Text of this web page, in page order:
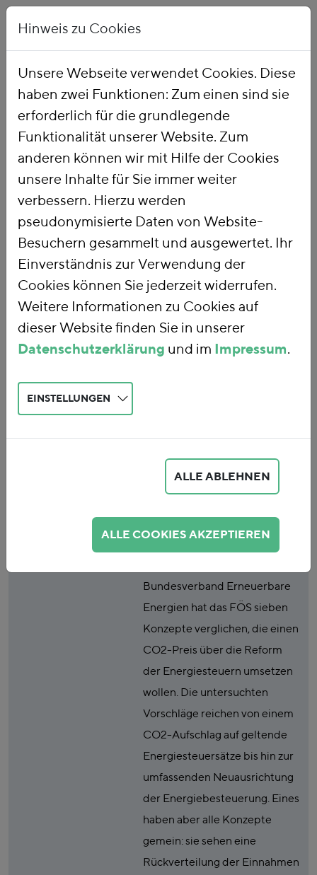
Startseite Publikationen
Titel
Ein Preis für CO2:
Vergleich
verschiedener
Konzepte zur CO2-
Energiesteuer
Studie
Im Auftrag von Klima-Allianz
Bundesverband Erneuerbare
Energien hat das FÖS sieben
Konzepte verglichen, die einen
CO2-Preis über die Reform
der Energiesteuern umsetzen
wollen. Die untersuchten
Vorschläge reichen von einem
CO2-Aufschlag auf geltende
Energiesteuersätze bis hin zur
umfassenden Neuausrichtung
der Energiebesteuerung. Eines
haben aber alle Konzepte
gemein: sie sehen eine
Rückverteilung der Einnahmen
Hinweis zu Cookies
Unsere Webseite verwendet Cookies. Diese
haben zwei Funktionen: Zum einen sind sie
erforderlich für die grundlegende
Funktionalität unserer Website. Zum
anderen können wir mit Hilfe der Cookies
unsere Inhalte für Sie immer weiter
verbessern. Hierzu werden
pseudonymisierte Daten von Website-
Besuchern gesammelt und ausgewertet. Ihr
Einverständnis zur Verwendung der
Cookies können Sie jederzeit widerrufen.
Weitere Informationen zu Cookies auf
dieser Website finden Sie in unserer
Datenschutzerklärung und im Impressum.
EINSTELLUNGEN
ALLE ABLEHNEN
ALLE COOKIES AKZEPTIEREN